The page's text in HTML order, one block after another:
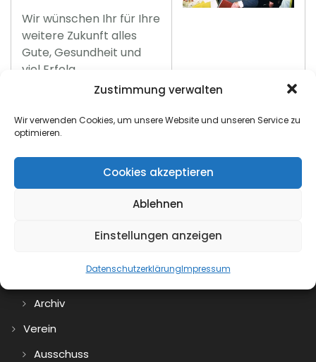
Zustimmung verwalten
Wir verwenden Cookies, um unsere Website und unseren Service zu
optimieren.
Cookies akzeptieren
Ablehnen
Einstellungen anzeigen
DatenschutzerklärungImpressum
Wir wünschen Ihr für Ihre
weitere Zukunft alles
Gute, Gesundheit und
viel Erfolg.
Archiv
Verein
Ausschuss